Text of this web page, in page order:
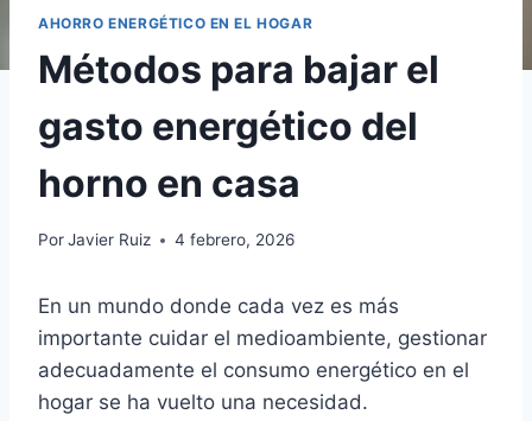
AHORRO ENERGÉTICO EN EL HOGAR
Métodos para bajar el
gasto energético del
horno en casa
PorJavier Ruiz 4 febrero, 2026
En un mundo donde cada vez es más
importante cuidar el medioambiente, gestionar
adecuadamente el consumo energético en el
hogar se ha vuelto una necesidad.